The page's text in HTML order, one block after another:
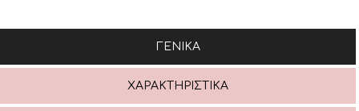
ΓΕΝΙΚΆ
ΧΑΡΑΚΤΗΡΙΣΤΙΚΆ